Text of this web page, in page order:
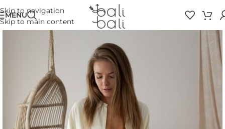
Skip to navigation
Skip to main content
MENU